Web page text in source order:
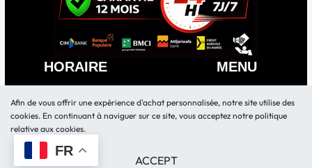
HORAIRE
18h
Samedi 11:00h-17h
MENU
LOCATION MATERIEL
Afin de vous offrir une expérience d'achat personnalisée, notre site utilise des
cookies. En continuant à naviguer sur ce site, vous acceptez notre politique
relative aux cookies.
ACCEPT
FR